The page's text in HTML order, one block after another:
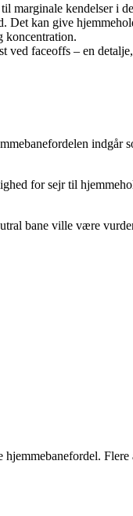
marginale kendelser i
Det kan give
koncentration.
ved faceoffs – en
indgår
for sejr til
bane ville være